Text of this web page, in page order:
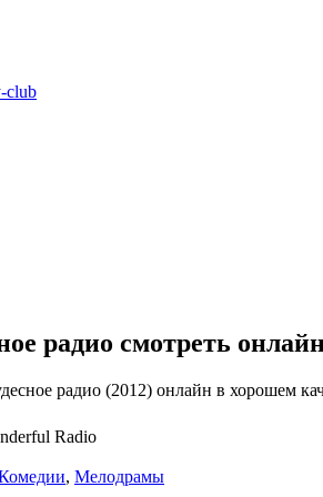
club
радио смотреть
Radio
, Мелодрамы